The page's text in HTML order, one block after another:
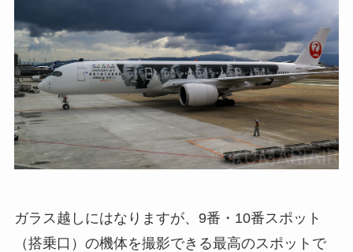
ガラス越しにはなりますが、9番・10番スポット
（搭乗口）の機体を撮影できる最高のスポットで